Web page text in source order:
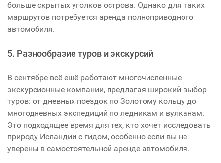
больше скрытых уголков острова. Однако для таких
маршрутов потребуется аренда полноприводного
автомобиля.
5. Разнообразие туров и экскурсий
В сентябре всё ещё работают многочисленные
экскурсионные компании, предлагая широкий выбор
туров: от дневных поездок по Золотому кольцу до
многодневных экспедиций по ледникам и вулканам.
Это подходящее время для тех, кто хочет исследовать
природу Исландии с гидом, особенно если вы не
уверены в самостоятельной аренде автомобиля.